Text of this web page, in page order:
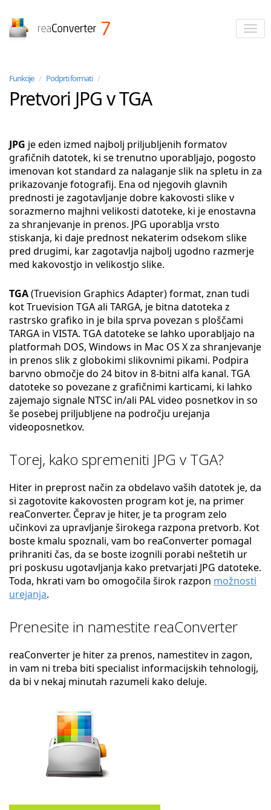
Funkcije / Podprti formati /
Pretvori JPG v TGA
JPG je eden izmed najbolj priljubljenih formatov
grafičnih datotek, ki se trenutno uporabljajo, pogosto
imenovan kot standard za nalaganje slik na spletu in za
prikazovanje fotografij. Ena od njegovih glavnih
prednosti je zagotavljanje dobre kakovosti slike v
sorazmerno majhni velikosti datoteke, ki je enostavna
za shranjevanje in prenos. JPG uporablja vrsto
stiskanja, ki daje prednost nekaterim odsekom slike
pred drugimi, kar zagotavlja najbolj ugodno razmerje
med kakovostjo in velikostjo slike.
TGA(Truevision Graphics Adapter) format, znan tudi
kot Truevision TGA ali TARGA, je bitna datoteka z
rastrsko grafiko in je bila sprva povezan s ploščami
TARGA in VISTA. TGA datoteke se lahko uporabljajo na
platformah DOS, Windows in Mac OS X za shranjevanje
in prenos slik z globokimi slikovnimi pikami. Podpira
barvno območje do 24 bitov in 8-bitni alfa kanal. TGA
datoteke so povezane z grafičnimi karticami, ki lahko
zajemajo signale NTSC in/ali PAL video posnetkov in so
še posebej priljubljene na področju urejanja
videoposnetkov.
Torej, kako spremeniti JPG v TGA?
Hiter in preprost način za obdelavo vaših datotek je, da
si zagotovite kakovosten program kot je, na primer
reaConverter. Čeprav je hiter, je ta program zelo
učinkovi za upravljanje širokega razpona pretvorb. Kot
boste kmalu spoznali, vam bo reaConverter pomagal
prihraniti čas, da se boste izognili porabi neštetih ur
pri poskusu ugotavljanja kako pretvarjati JPG datoteke.
Toda, hkrati vam bo omogočila širok razpon možnosti
urejanja.
Prenesite in namestite reaConverter
reaConverter je hiter za prenos, namestitev in zagon,
in vam ni treba biti specialist informacijskih tehnologij,
da bi v nekaj minutah razumeli kako deluje.